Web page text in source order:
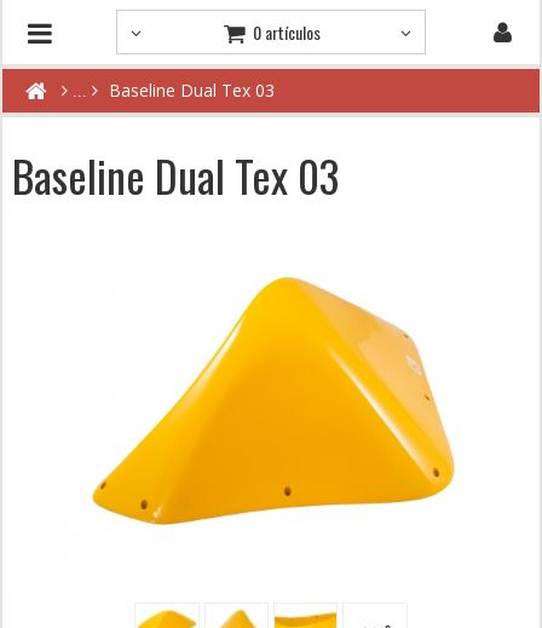
0 artículos
Baseline Dual Tex 03
Baseline Dual Tex 03